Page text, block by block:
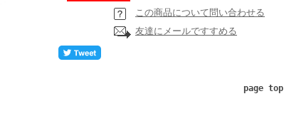
この商品について問い合わせる
友達にメールですすめる
page top